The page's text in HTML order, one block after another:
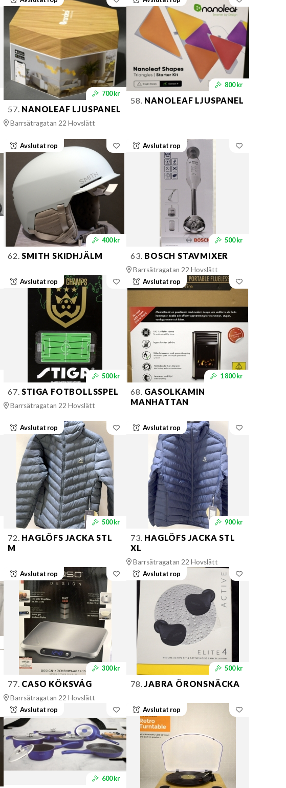
700 kr
57. NANOLEAF LJUSPANEL
Barrsätragatan 22 Hovslätt
800 kr
58. NANOLEAF LJUSPANEL
Avslutat rop
400 kr
62. SMITH SKIDHJÄLM
Avslutat rop
500 kr
63. BOSCH STAVMIXER
Barrsätragatan 22 Hovslätt
Avslutat rop
500 kr
67. STIGA FOTBOLLSSPEL
Barrsätragatan 22 Hovslätt
Avslutat rop
1 800 kr
68. GASOLKAMIN
MANHATTAN
Avslutat rop
500 kr
72. HAGLÖFS JACKA STL
M
Avslutat rop
900 kr
73. HAGLÖFS JACKA STL
XL
Barrsätragatan 22 Hovslätt
Avslutat rop
300 kr
77. CASO KÖKSVÅG
Barrsätragatan 22 Hovslätt
Avslutat rop
500 kr
78. JABRA ÖRONSNÄCKA
Avslutat rop
600 kr
Avslutat rop